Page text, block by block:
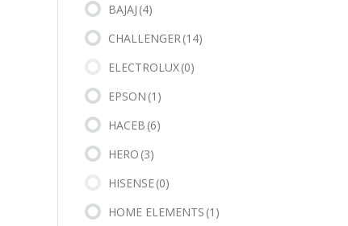
BAJAJ (4)
CHALLENGER(14)
ELECTROLUX(0)
EPSON (1)
HACEB (6)
HERO (3)
HISENSE(0)
HOME ELEMENTS (1)